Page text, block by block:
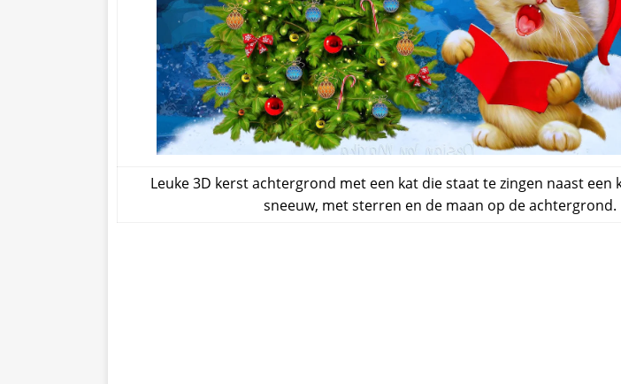
Leuke 3D kerst achtergrond met een kat die staat te zingen naast een
sneeuw, met sterren en de maan op de achtergrond.